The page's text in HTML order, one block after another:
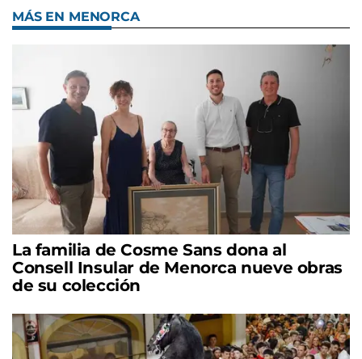
MÁS EN MENORCA
La familia de Cosme Sans dona al
Consell Insular de Menorca nueve obras
de su colección